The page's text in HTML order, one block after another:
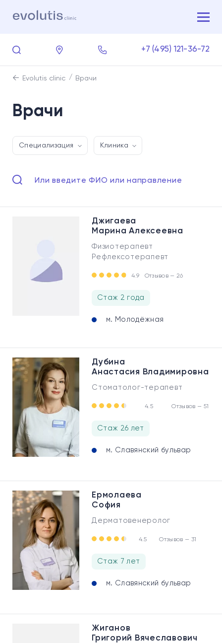
+7 (495) 121-36-72
Evolutis clinic Врачи
Врачи
Специализация Клиника
Джигаева
Марина Алексеевна
Физиотерапевт
Рефлексотерапевт
4.9 Отзывов — 26
Стаж 2 года
м. Молодёжная
Дубина
Анастасия Владимировна
Стоматолог-терапевт
4.5 Отзывов — 51
Стаж 26 лет
м. Славянский бульвар
Ермолаева
София
Дерматовенеролог
4.5 Отзывов — 31
Стаж 7 лет
м. Славянский бульвар
Жиганов
Григорий Вячеславович